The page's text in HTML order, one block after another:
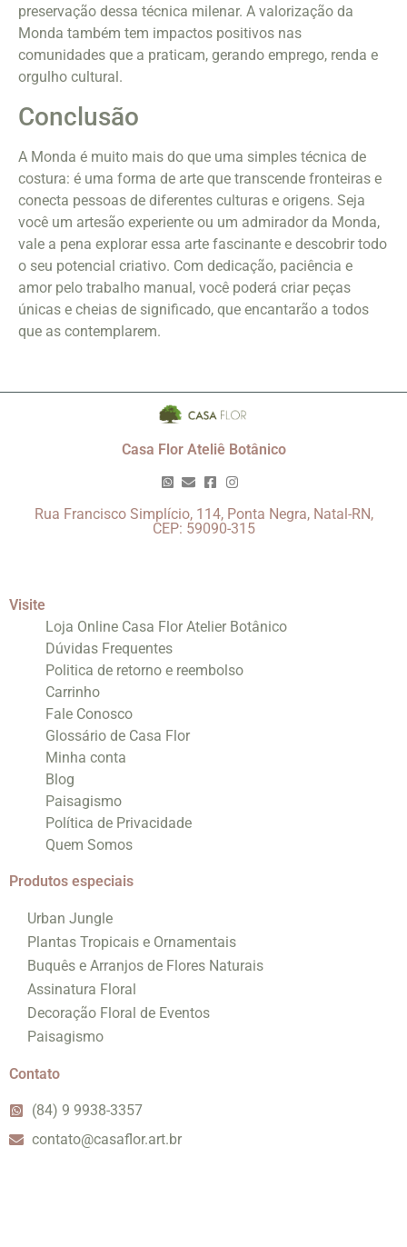
preservação dessa técnica milenar. A valorização da
Monda também tem impactos positivos nas
comunidades que a praticam, gerando emprego, renda e
orgulho cultural.
Conclusão
A Monda é muito mais do que uma simples técnica de
costura: é uma forma de arte que transcende fronteiras e
conecta pessoas de diferentes culturas e origens. Seja
você um artesão experiente ou um admirador da Monda,
vale a pena explorar essa arte fascinante e descobrir todo
o seu potencial criativo. Com dedicação, paciência e
amor pelo trabalho manual, você poderá criar peças
únicas e cheias de significado, que encantarão a todos
que as contemplarem.
Casa Flor Ateliê Botânico
Rua Francisco Simplício, 114, Ponta Negra, Natal-RN,
CEP: 59090-315
Visite
Loja Online Casa Flor Atelier Botânico
Dúvidas Frequentes
Politica de retorno e reembolso
Carrinho
Fale Conosco
Glossário de Casa Flor
Minha conta
Blog
Paisagismo
Política de Privacidade
Quem Somos
Produtos especiais
Urban Jungle
Plantas Tropicais e Ornamentais
Buquês e Arranjos de Flores Naturais
Assinatura Floral
Decoração Floral de Eventos
Paisagismo
Contato
(84) 9 9938-3357
contato@casaflor.art.br